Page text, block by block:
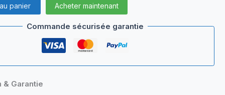
panier Acheter maintenant
Commande sécurisée garantie
& Garantie